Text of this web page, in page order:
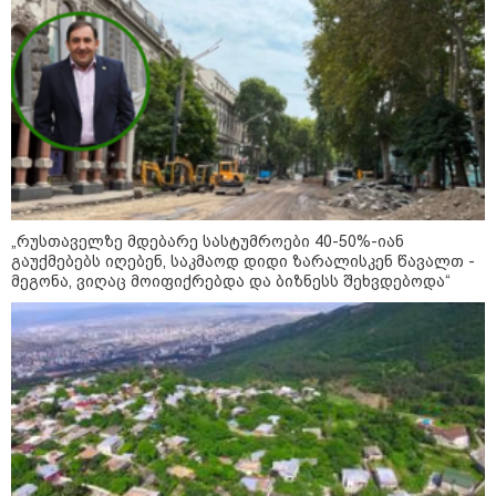
- რუსს, ყაზახს, უკრაინელს,
შვეიცარიელს, იტალიელს,
ამერიკელს, შეუძლია
ჩამოვიდეს, დახარჯოს ფული...
არავინ შეზღუდული არაა" -
კალაძე
კატეგორიის ყველა სიახლე
„რიკოთის მსგავსი რთული
საინჟინრო ობიექტების მოვლა-
პატრონობა განსაკუთრებულ
პასუხისმგებლობას მოითხოვს“-
რატომ გახდა საჭირო გზების
მოვლა-პატრონობისთვის
სახელმწიფო კომპანიის შექმნა
„რუსთაველზე მდებარე
სასტუმროები 40-50%-იან
გაუქმებებს იღებენ, საკმაოდ დიდი
ზარალისკენ წავალთ - მეგონა,
„რუსთაველზე მდებარე სასტუმროები 40-50%-იან
გაუქმებებს იღებენ, საკმაოდ დიდი ზარალისკენ წავალთ -
მეგონა, ვიღაც მოიფიქრებდა და ბიზნესს შეხვდებოდა“